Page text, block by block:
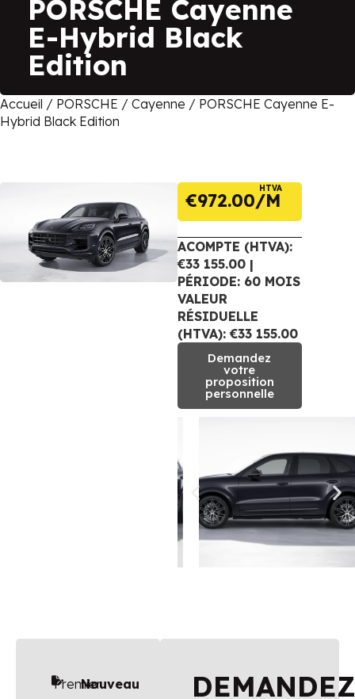
PORSCHE Cayenne
E-Hybrid Black
Edition
Accueil / PORSCHE / Cayenne / PORSCHE Cayenne E-
Hybrid Black Edition
€972.00
HTVA
ACOMPTE (HTVA):
€33 155.00 |
PÉRIODE: 60 MOIS
VALEUR
RÉSIDUELLE
(HTVA): €33 155.00
Demandez
votre
proposition
personnelle
PremierNouveau
DEMANDEZ